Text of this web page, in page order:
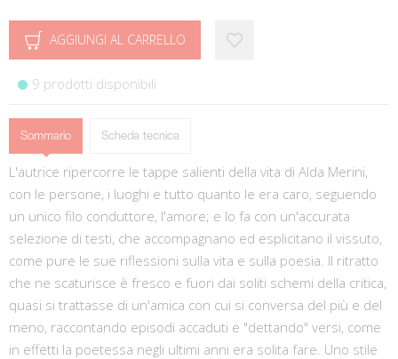
AGGIUNGI AL CARRELLO
9 prodotti disponibili
Sommario Scheda tecnica
L'autrice ripercorre le tappe salienti della vita di Alda Merini,
con le persone, i luoghi e tutto quanto le era caro, seguendo
un unico filo conduttore, l'amore; e lo fa con un'accurata
selezione di testi, che accompagnano ed esplicitano il vissuto,
come pure le sue riflessioni sulla vita e sulla poesia. Il ritratto
che ne scaturisce è fresco e fuori dai soliti schemi della critica,
quasi si trattasse di un'amica con cui si conversa del più e del
meno, raccontando episodi accaduti e "dettando" versi, come
in effetti la poetessa negli ultimi anni era solita fare. Uno stile